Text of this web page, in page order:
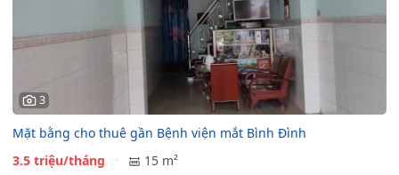
3
Mặt bằng cho thuê gần Bệnh viện mắt Bình Đình
3.5 triệu/tháng
15 m²